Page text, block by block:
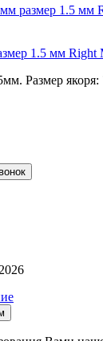
1.5 мм Right
Размер